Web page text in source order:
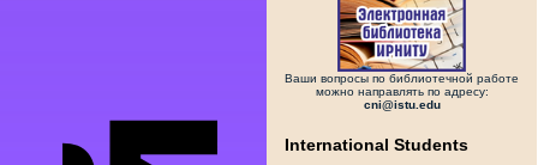
Ваши вопросы по библиотечной работе
можно направлять по адресу:
cni@istu.edu
International Students